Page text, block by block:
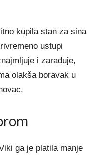
kupila stan za sina
ustupi
i zarađuje,
olakša boravak u
ga je platila manje